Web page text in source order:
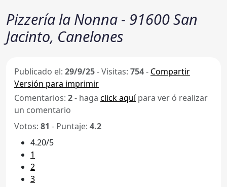
Pizzería la Nonna - 91600 San
Jacinto, Canelones
Publicado el: 29/9/25-Visitas: 754- Compartir
Versión para imprimir
Comentarios: 2- haga click aquípara ver ó realizar
un comentario
Votos: 81 - Puntaje: 4.2
4.20/5
1
2
3